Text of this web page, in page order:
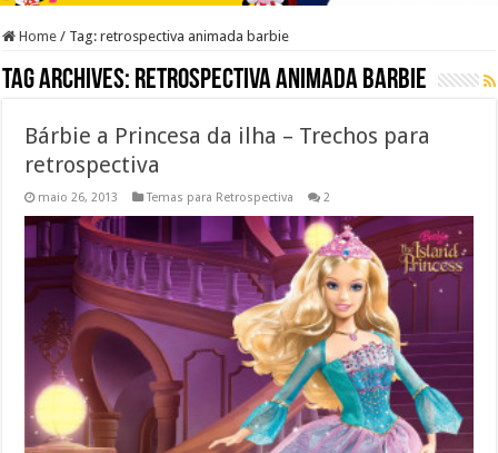
Home / Tag:retrospectiva animada barbie
Tag Archives: retrospectiva animada barbie
Bárbie a Princesa da ilha – Trechos para
retrospectiva
maio 26, 2013 Temas para Retrospectiva 2